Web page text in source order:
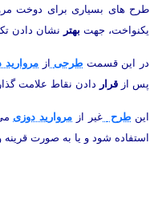
طرح های بسیاری برای دوخت
یکنواخت، جهت بهتر نشان دادن
در این قسمت طرحی از مروارید
پس ازقرار دادن نقاط علامت
این طرح غیر از مروارید دوزیمی
استفاده شود و یا به صورت